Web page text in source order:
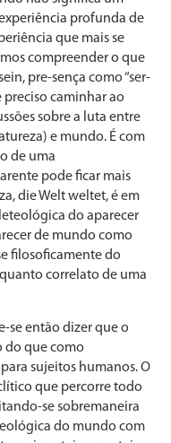
profunda de
que mais se
compreender o que
pre-sença como “ser-
preciso caminhar ao
sobre a luta entre
e mundo. É com
de uma
pode ficar mais
die Welt weltet, é em
do aparecer
de mundo como
filosoficamente do
correlato de uma
se então dizer que o
do que como
sujeitos humanos. O
que percorre todo
se sobremaneira
do mundo com